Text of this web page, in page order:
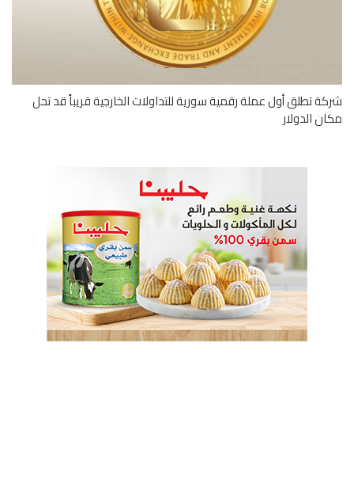
تطلق أول عملة رقمية سورية للتداولات الخارجية قريباً قد تحل
الدولار